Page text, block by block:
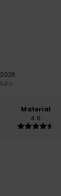
Material
4.6